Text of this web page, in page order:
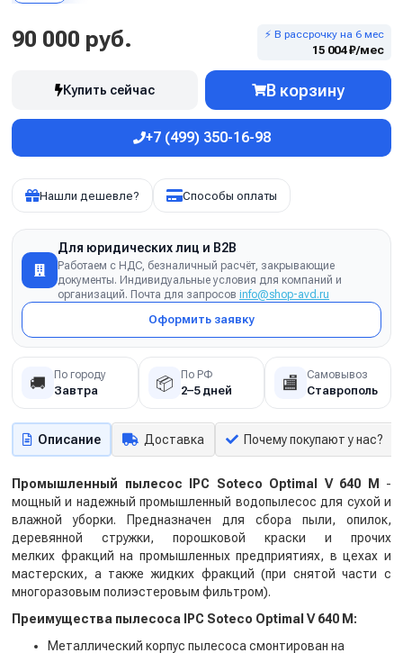
90 000 руб. ⚡ В рассрочку на 6 мес
15 004 ₽/мес
Купить сейчас В корзину
+7 (499) 350-16-98
Нашли дешевле? Способы оплаты
Для юридических лиц и B2B
Работаем с НДС, безналичный расчёт, закрывающие
документы. Индивидуальные условия для компаний и
организаций. Почта для запросов info@shop-avd.ru
Оформить заявку
🚚 По городу
Завтра 📦 По РФ
2–5 дней 🏬 Самовывоз
Ставрополь
Описание Доставка Почему покупают у нас?
Промышленный пылесос IPC Soteco Optimal V 640 M
-
мощный и надежный промышленный водопылесос для сухой и
влажной уборки. Предназначен для сбора пыли, опилок,
деревянной стружки, порошковой краски и прочих
мелких фракций на промышленных предприятиях, в цехах и
мастерских, а также жидких фракций (при снятой части с
многоразовым полиэстеровым фильтром).
Преимущества пылесоса IPC Soteco Optimal V 640 M:
Металлический корпус пылесоса смонтирован на